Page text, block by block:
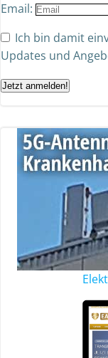
Email:
Ich bin damit
Updates und
Jetzt anmelden!